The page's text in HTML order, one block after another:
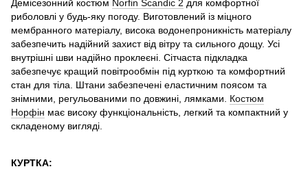
Демісезонний костюм Norfin Scandic 2 для комфортної
риболовлі у будь-яку погоду. Виготовлений із міцного
мембранного матеріалу, висока водонепроникність матеріалу
забезпечить надійний захист від вітру та сильного дощу. Усі
внутрішні шви надійно проклеєні. Сітчаста підкладка
забезпечує кращий повітрообмін під курткою та комфортний
стан для тіла. Штани забезпечені еластичним поясом та
знімними, регульованими по довжині, лямками. Костюм
Норфін має високу функціональність, легкий та компактний у
складеному вигляді.
КУРТКА: